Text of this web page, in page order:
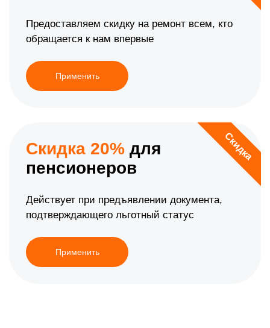
Предоставляем скидку на ремонт всем, кто
обращается к нам впервые
Применить
Скидка
Скидка 20% для
пенсионеров
Действует при предъявлении документа,
подтверждающего льготный статус
Применить